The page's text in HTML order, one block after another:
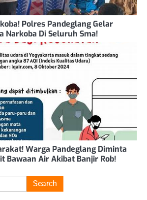
Polres Pandeglang Gelar
Narkoba Di Seluruh Sma!
Warga Pandeglang Diminta
Bawaan Air Akibat Banjir Rob!